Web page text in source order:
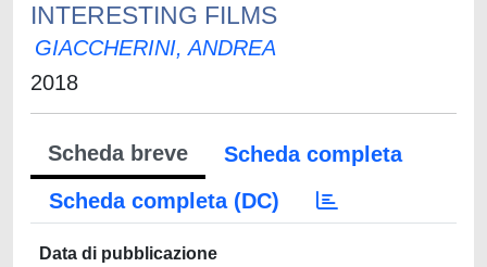
INTERESTING FILMS
GIACCHERINI, ANDREA
2018
Scheda breve
Scheda completa
Scheda completa (DC)
Data di pubblicazione